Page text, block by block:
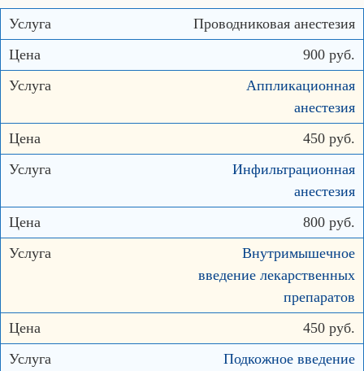
Проводниковая анестезия
900 руб.
Аппликационная
анестезия
450 руб.
Инфильтрационная
анестезия
800 руб.
Внутримышечное
введение лекарственных
препаратов
450 руб.
Подкожное введение